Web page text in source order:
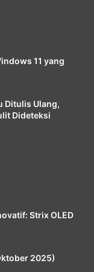
11 yang
Ditulis Ulang,
Dideteksi
Strix OLED
2025)